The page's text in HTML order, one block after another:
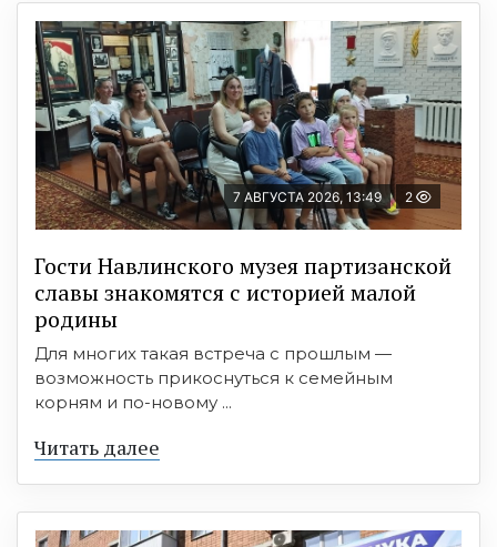
7 АВГУСТА 2026, 13:49 2
Гости Навлинского музея партизанской
славы знакомятся с историей малой
родины
Для многих такая встреча с прошлым —
возможность прикоснуться к семейным
корням и по-новому ...
Читать далее